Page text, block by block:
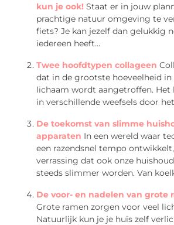
kun je ook! Staat er in jouw
prachtige natuur omgeving te
fiets? Je kan jezelf dan gelukkig
iedereen heeft...
Twee hoofdtypen collageen
dat in de grootste hoeveelheid
lichaam wordt aangetroffen. Het
in verschillende weefsels door het
De toekomst van slimme
apparaten In een wereld waar
een razendsnel tempo
verrassing dat ook onze
steeds slimmer worden. Van
De voor- en nadelen van grote
Grote ramen zorgen voor veel
Natuurlijk kun je je huis zelf